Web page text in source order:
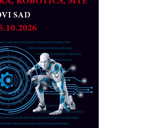
pravca MINI-
standard metrologije
Robotika vođena
operator PANEL-OM